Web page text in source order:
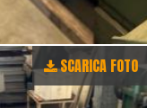
SCARICA FOTO